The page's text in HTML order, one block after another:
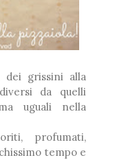
dei grissini alla
da quelli
uguali nella
profumati,
tempo e